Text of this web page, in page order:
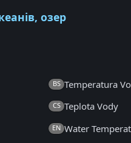
озер
BS Temperatura
CS Teplota Vody
EN Water